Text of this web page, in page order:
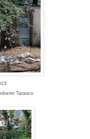
Tarasco